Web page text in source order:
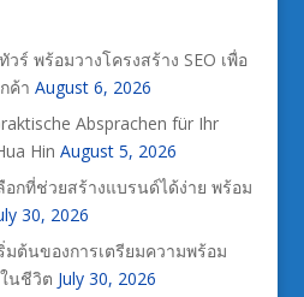
ร์ พร้อมวางโครงสร้าง SEO เพื่อ
ค้า August 6, 2026
Absprachen für Ihr
Hin August 5, 2026
กที่ช่วยสร้างแบรนด์ได้ง่าย พร้อม
30, 2026
มต้นของการเตรียมความพร้อม
นชีวิต July 30, 2026